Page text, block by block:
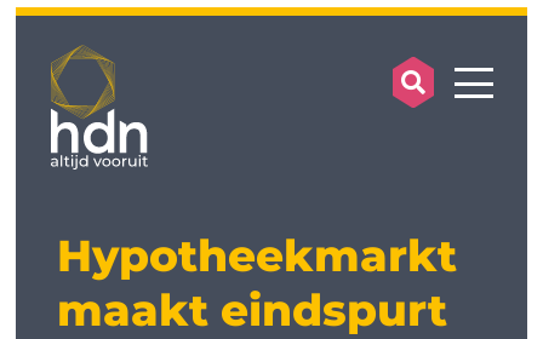
search
Hypotheekmarkt
maakt eindspurt